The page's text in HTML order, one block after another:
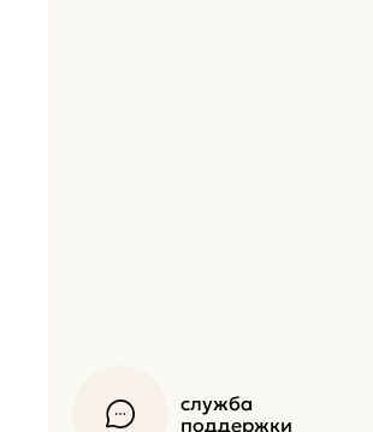
служба
поддержки